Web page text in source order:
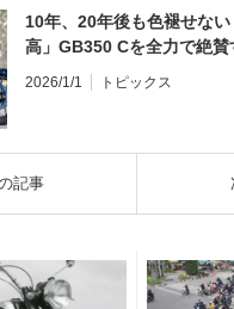
10年、20年後も色褪せな
高」GB350 Cを全力で絶賛
2026/1/1 トピックス
記事